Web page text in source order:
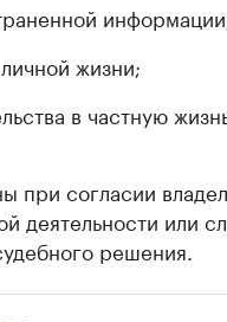
жизни;
в частную
при согласии
деятельности или
решения.